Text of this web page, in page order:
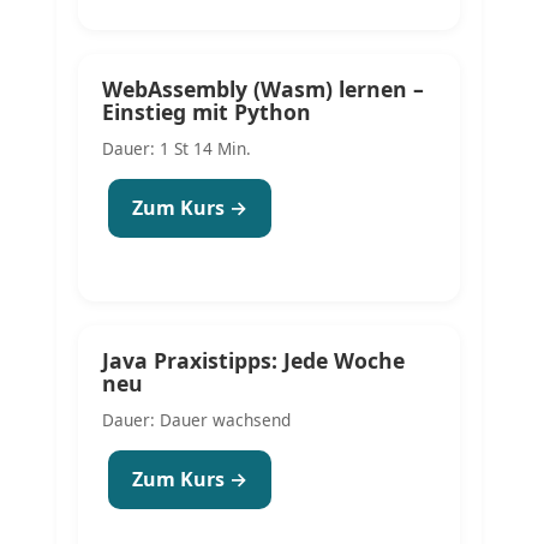
WebAssembly (Wasm) lernen –
Einstieg mit Python
Dauer: 1 St 14 Min.
Zum Kurs →
Java Praxistipps: Jede Woche
neu
Dauer: Dauer wachsend
Zum Kurs →